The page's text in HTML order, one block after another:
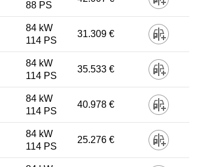
88 PS
84 kW
114 PS
31.309 €
84 kW
114 PS
35.533 €
84 kW
114 PS
40.978 €
84 kW
114 PS
25.276 €